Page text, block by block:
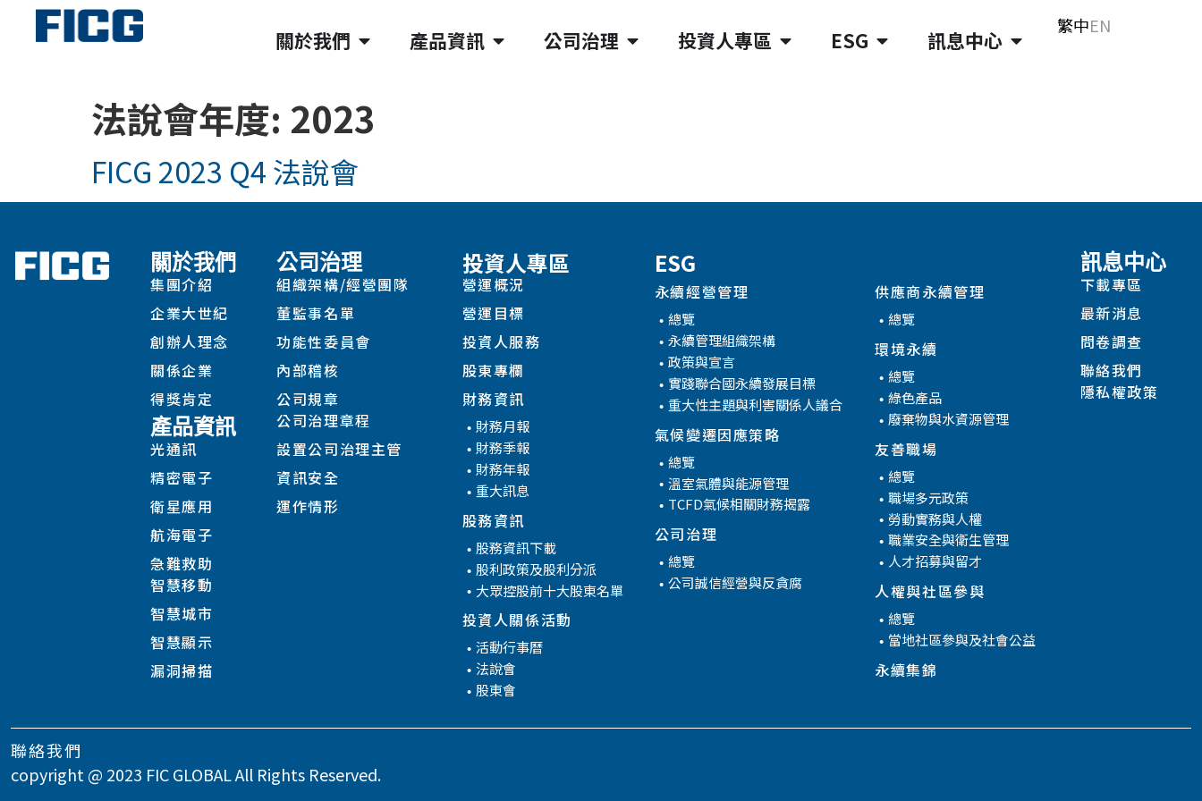
關於我們 產品資訊 公司治理 投資人專區 ESG 訊息中心
繁中EN
法說會年度: 2023
FICG 2023 Q4 法說會
關於我們
集團介紹
企業大世紀
創辦人理念
關係企業
得獎肯定
產品資訊
光通訊
精密電子
衛星應用
航海電子
急難救助
智慧移動
智慧城市
智慧顯示
漏洞掃描
公司治理
組織架構/經營團隊
董監事名單
功能性委員會
內部稽核
公司規章
公司治理章程
設置公司治理主管
資訊安全
運作情形
投資人專區
營運概況
營運目標
投資人服務
股東專欄
財務資訊
財務月報
財務季報
財務年報
重大訊息
股務資訊
股務資訊下載
股利政策及股利分派
大眾控股前十大股東名單
投資人關係活動
活動行事曆
法說會
股東會
ESG
永續經營管理
總覽
永續管理組織架構
政策與宣言
實踐聯合國永續發展目標
重大性主題與利害關係人議合
氣候變遷因應策略
總覽
溫室氣體與能源管理
TCFD氣候相關財務揭露
公司治理
總覽
公司誠信經營與反貪腐
供應商永續管理
總覽
環境永續
總覽
綠色產品
廢棄物與水資源管理
友善職場
總覽
職場多元政策
勞動實務與人權
職業安全與衛生管理
人才招募與留才
人權與社區參與
總覽
當地社區參與及社會公益
永續集錦
訊息中心
下載專區
最新消息
問卷調查
聯絡我們
隱私權政策
聯絡我們
copyright @ 2023 FIC GLOBAL All Rights Reserved.